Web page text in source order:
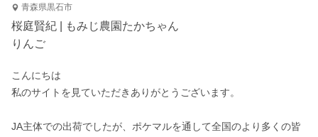
青森県黒石市
桜庭賢紀 | もみじ農園たかちゃん
りんご
こんにちは
私のサイトを見ていただきありがとうございます。
JA主体での出荷でしたが、ポケマルを通して全国のより多くの皆